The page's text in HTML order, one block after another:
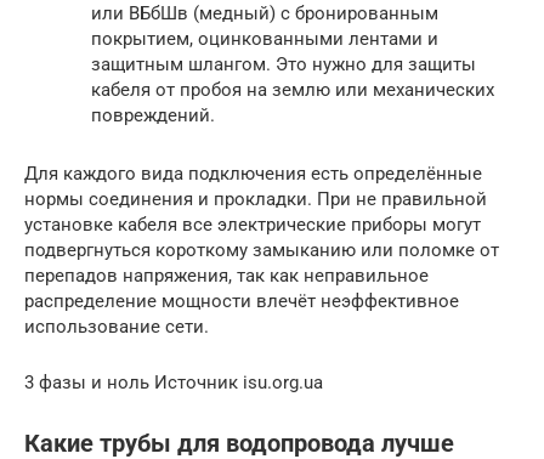
или ВБбШв (медный) с бронированным
покрытием, оцинкованными лентами и
защитным шлангом. Это нужно для защиты
кабеля от пробоя на землю или механических
повреждений.
Для каждого вида подключения есть определённые
нормы соединения и прокладки. При не правильной
установке кабеля все электрические приборы могут
подвергнуться короткому замыканию или поломке от
перепадов напряжения, так как неправильное
распределение мощности влечёт неэффективное
использование сети.
3 фазы и ноль Источник isu.org.ua
Какие трубы для водопровода лучше